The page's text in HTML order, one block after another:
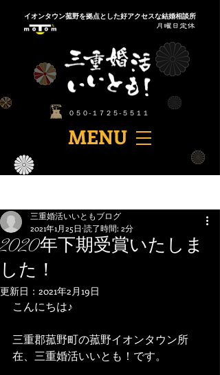
​イオンタウン菰野を拠点とした好アクセスな結婚相談所
​MENU
​０５０-１７２５-５５１１
2020年下期受賞いたしま
した！
三重婚活いいともブログ
2021年1月25日 読了時間: 2分
更新日： 2021年2月19日
こんにちは♪
三重郡菰野町の菰野イオンタウン所
在、三重婚活いいとも！です。